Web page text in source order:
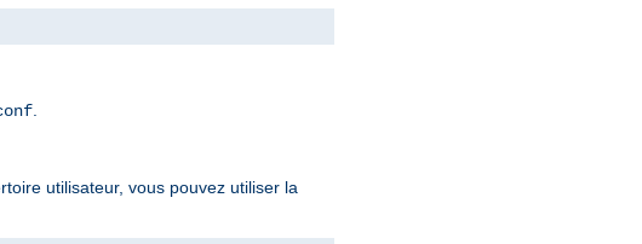
utilisateur, vous pouvez utiliser la